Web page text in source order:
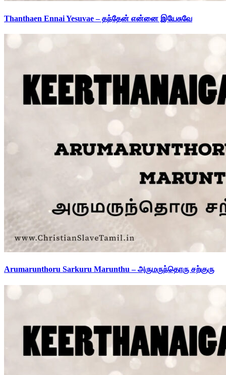
Thanthaen Ennai Yesuvae – தந்தேன் என்னை இயேசுவே
Arumarunthoru Sarkuru Marunthu – அருமருந்தொரு சற்குரு